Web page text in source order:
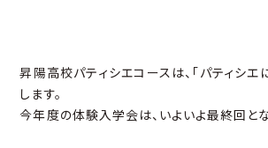
昇陽高校パティシエコースは、「パティシエ
します。
今年度の体験入学会は、いよいよ最終回とな